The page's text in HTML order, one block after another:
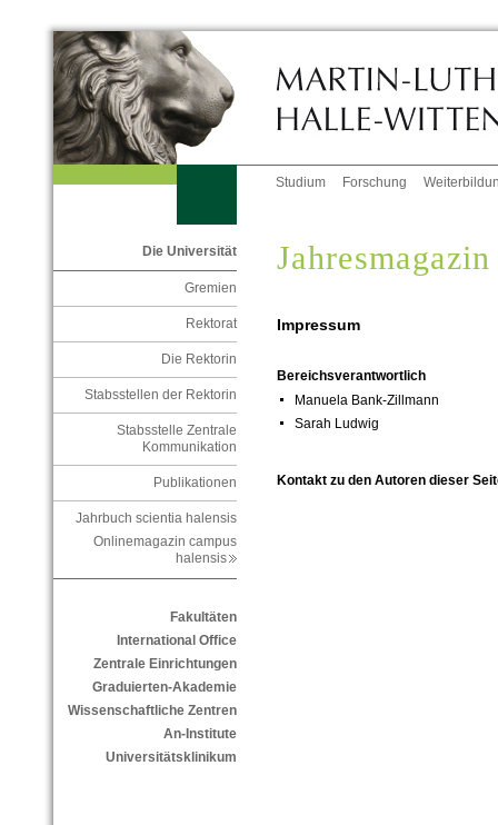
Studium Forschung
Die Universität
Gremien
Rektorat
Die Rektorin
Stabsstellen der Rektorin
Stabsstelle Zentrale
Kommunikation
Publikationen
Jahrbuch scientia halensis
Onlinemagazin campus
halensis
Fakultäten
International Office
Zentrale Einrichtungen
Graduierten-Akademie
Wissenschaftliche Zentren
An-Institute
Universitätsklinikum
Jahresmagazin
Impressum
Bereichsverantwortlich
Manuela Bank-Zillmann
Sarah Ludwig
Kontakt zu den Autoren dieser